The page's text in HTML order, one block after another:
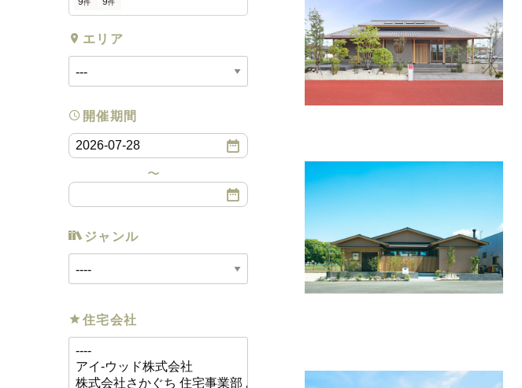
件 件
エリア
開催期間
ジャンル
住宅会社